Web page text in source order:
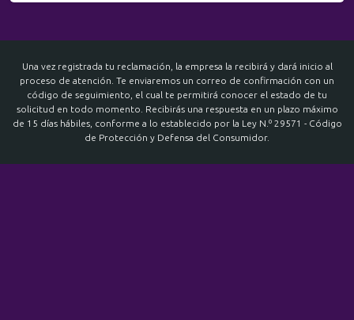
Una vez registrada tu reclamación, la empresa la recibirá y dará inicio al
proceso de atención. Te enviaremos un correo de confirmación con un
código de seguimiento, el cual te permitirá conocer el estado de tu
solicitud en todo momento. Recibirás una respuesta en un plazo máximo
de 15 días hábiles, conforme a lo establecido por la Ley N.º 29571 - Código
de Protección y Defensa del Consumidor.